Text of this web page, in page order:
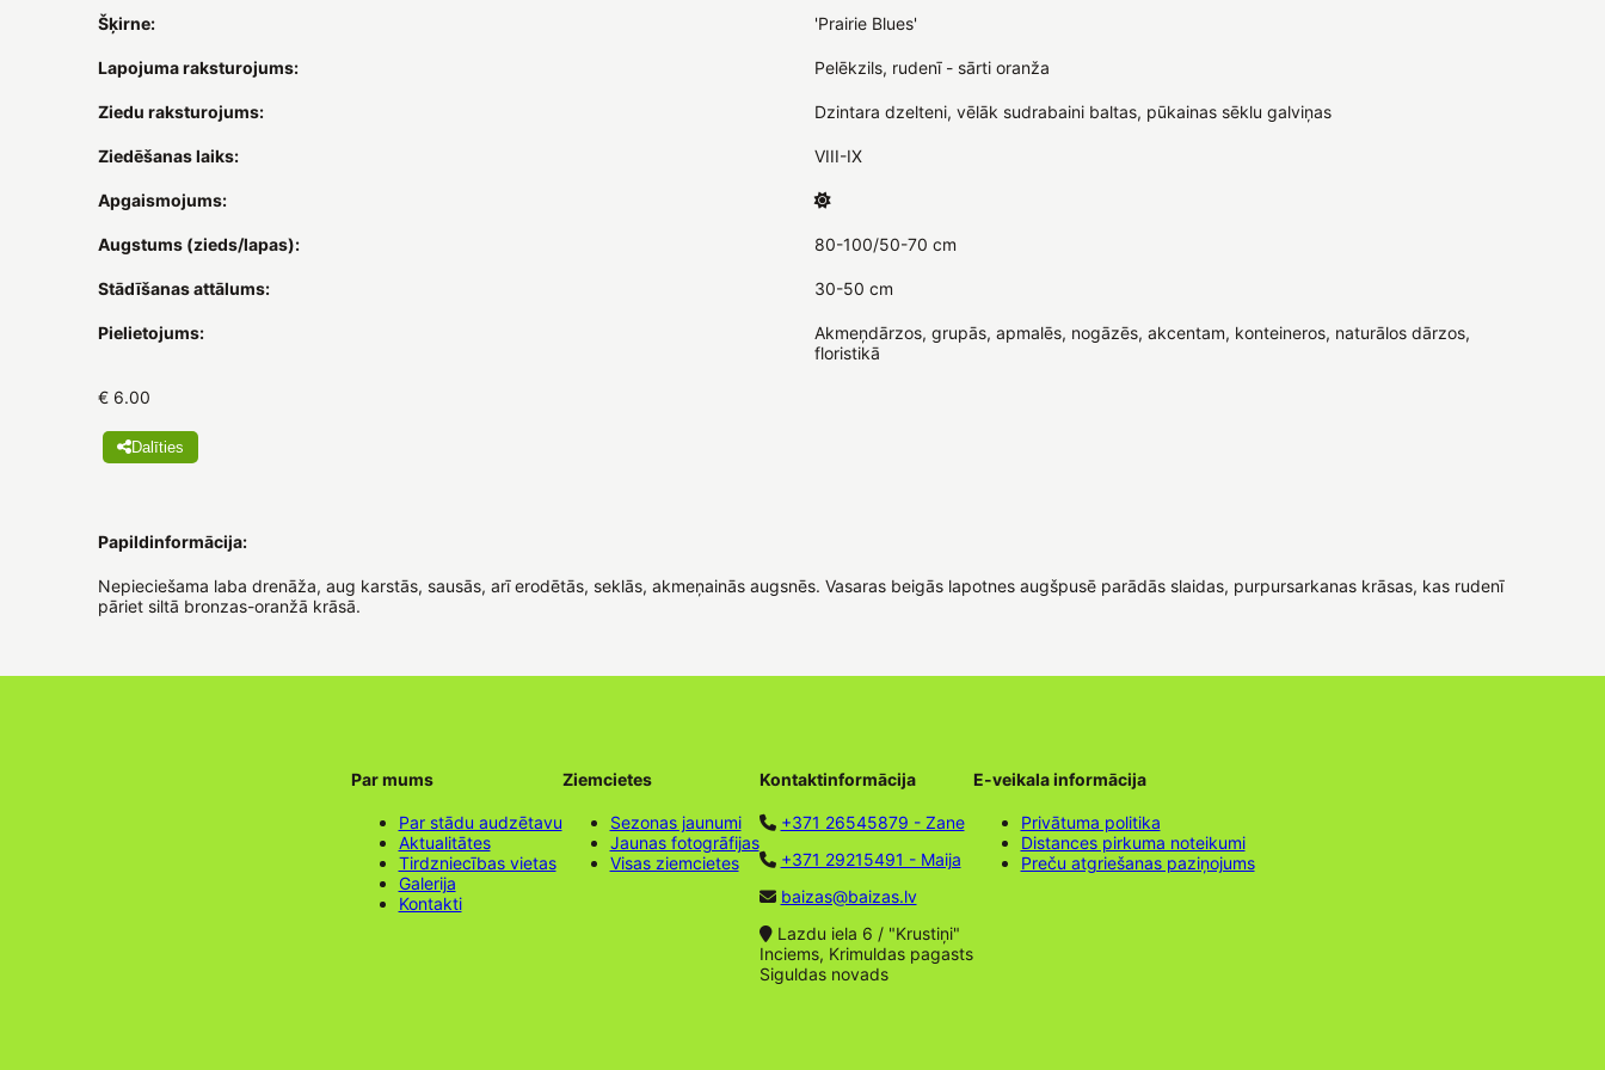
Šķirne: 'Prairie Blues'
Lapojuma raksturojums: Pelēkzils, rudenī - sārti oranža
Ziedu raksturojums: Dzintara dzelteni, vēlāk sudrabaini baltas, pūkainas sēklu galviņas
Ziedēšanas laiks: VIII-IX
Apgaismojums:
Augstums (zieds/lapas): 80-100/50-70 cm
Stādīšanas attālums: 30-50 cm
Pielietojums:
Akmeņdārzos, grupās, apmalēs, nogāzēs, akcentam, konteineros, naturālos dārzos,
floristikā
€ 6.00
Dalīties
Papildinformācija:
Nepieciešama laba drenāža, aug karstās, sausās, arī erodētās, seklās, akmeņainās augsnēs. Vasaras beigās lapotnes augšpusē parādās slaidas, purpursarkanas krāsas, kas rudenī
pāriet siltā bronzas-oranžā krāsā.
Par mums
Par stādu audzētavu
Aktualitātes
Tirdzniecības vietas
Galerija
Kontakti
Ziemcietes
Sezonas jaunumi
Jaunas fotogrāfijas
Visas ziemcietes
Kontaktinformācija
+371 26545879 - Zane
+371 29215491 - Maija
baizas@baizas.lv
Lazdu iela 6 / "Krustiņi"
Inciems, Krimuldas pagasts
Siguldas novads
E-veikala informācija
Privātuma politika
Distances pirkuma noteikumi
Preču atgriešanas paziņojums